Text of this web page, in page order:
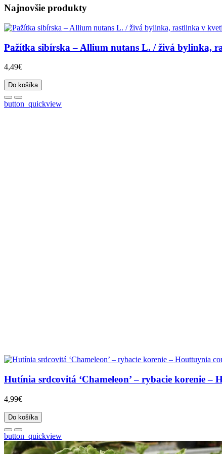
Najnovšie produkty
Pažítka sibírska – Allium nutans L. / živá bylinka,
4,49€
Do košíka
button_quickview
Hutínia srdcovitá ‘Chameleon’ – rybacie korenie
4,99€
Do košíka
button_quickview